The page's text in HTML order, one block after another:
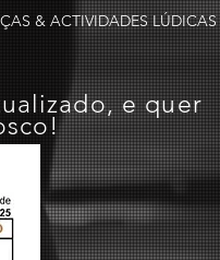
& ACTIVIDADES LÚDICAS
e quer
!